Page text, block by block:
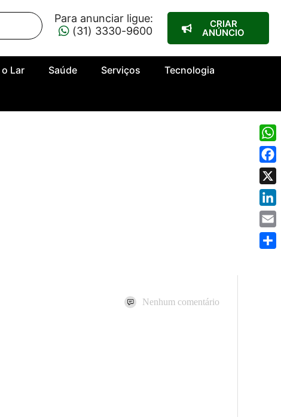
Para anunciar ligue:
(31) 3330-9600
CRIAR
ANÚNCIO
o Lar Saúde Serviços Tecnologia
Nenhum comentário
X